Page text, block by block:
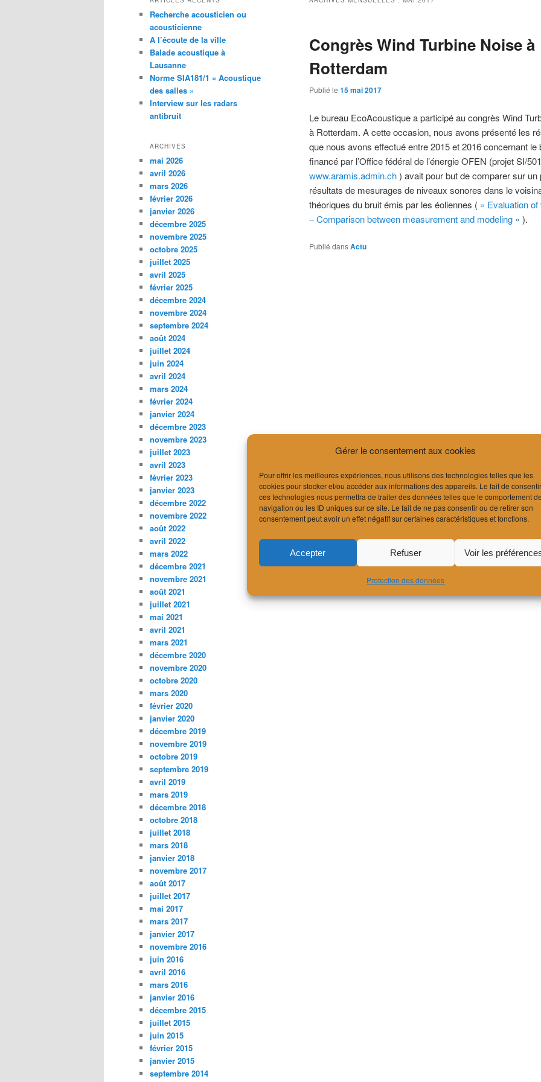
Gérer le consentement aux cookies
Pour offrir les meilleures expériences, nous utilisons des technologies telles que les
cookies pour stocker et/ou accéder aux informations des appareils. Le fait de
ces technologies nous permettra de traiter des données telles que le comportement
navigation ou les ID uniques sur ce site. Le fait de ne pas consentir ou de retirer son
consentement peut avoir un effet négatif sur certaines caractéristiques et fonctions.
Accepter Refuser Voir les
Protection des données
Congrès Wind Turbine Noise à
Rotterdam
Publié le 15 mai 2017
Le bureau EcoAcoustique a participé au congrès Wind
à Rotterdam. A cette occasion, nous avons présenté les
que nous avons effectué entre 2015 et 2016 concernant
financé par l’Office fédéral de l’énergie OFEN (projetSI/
www.aramis.admin.ch) avait pour but de comparer sur
résultats de mesurages de niveaux sonores dans le
théoriques du bruit émis par les éoliennes ( » Evaluation
– Comparison between measurement and modeling « ).
Publié dansActu
Recherche acousticien ou
acousticienne
A l’écoute de la ville
Balade acoustique à
Lausanne
Norme SIA181/1 « Acoustique
des salles »
Interview sur les radars
antibruit
ARCHIVES
mai 2026
avril 2026
mars 2026
février 2026
janvier 2026
décembre 2025
novembre 2025
octobre 2025
juillet 2025
avril 2025
février 2025
décembre 2024
novembre 2024
septembre 2024
août 2024
juillet 2024
juin 2024
avril 2024
mars 2024
février 2024
janvier 2024
décembre 2023
novembre 2023
juillet 2023
avril 2023
février 2023
janvier 2023
décembre 2022
novembre 2022
août 2022
avril 2022
mars 2022
décembre 2021
novembre 2021
août 2021
juillet 2021
mai 2021
avril 2021
mars 2021
décembre 2020
novembre 2020
octobre 2020
mars 2020
février 2020
janvier 2020
décembre 2019
novembre 2019
octobre 2019
septembre 2019
avril 2019
mars 2019
décembre 2018
octobre 2018
juillet 2018
mars 2018
janvier 2018
novembre 2017
août 2017
juillet 2017
mai 2017
mars 2017
janvier 2017
novembre 2016
juin 2016
avril 2016
mars 2016
janvier 2016
décembre 2015
juillet 2015
juin 2015
février 2015
janvier 2015
septembre 2014